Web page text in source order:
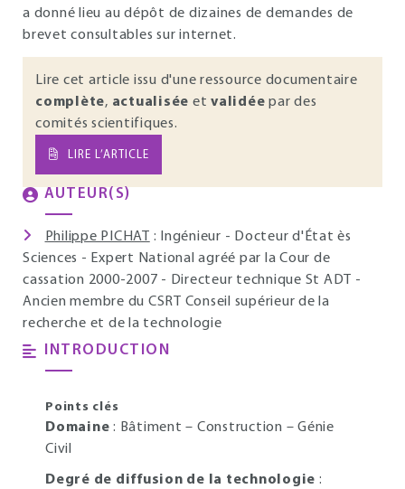
a donné lieu au dépôt de dizaines de demandes de
brevet consultables sur internet.
Lire cet article issu d'une ressource documentaire
complète, actualisée et validée par des
comités scientifiques.
LIRE L’ARTICLE
AUTEUR(S)
Philippe PICHAT
: Ingénieur - Docteur d'État ès
Sciences - Expert National agréé par la Cour de
cassation 2000-2007 - Directeur technique St ADT -
Ancien membre du CSRT Conseil supérieur de la
recherche et de la technologie
INTRODUCTION
Points clés
Domaine : Bâtiment – Construction – Génie
Civil
Degré de diffusion de la technologie :